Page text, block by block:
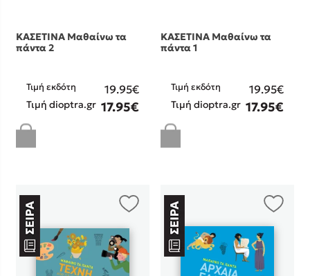
Κώστας Κρομμύδας
Δανάη Δεληγεώργη
ΚΑΣΕΤΙΝΑ Μαθαίνω τα
πάντα 2
Τιμή εκδότη 19.95€
Τιμή dioptra.gr 17.95€
ΚΑΣΕΤΙΝΑ Μαθαίνω τα
πάντα 1
Τιμή εκδότη 19.95€
Τιμή dioptra.gr 17.95€